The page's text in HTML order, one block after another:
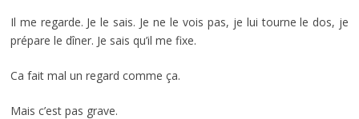
Il me regarde. Je le sais. Je ne le vois pas, je lui tourne le dos, je
prépare le dîner. Je sais qu’il me fixe.
Ca fait mal un regard comme ça.
Mais c’est pas grave.